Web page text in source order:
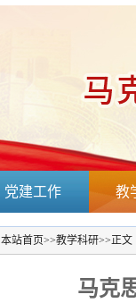
党建工作 教
本站首页>>教学科研>>正文
马克